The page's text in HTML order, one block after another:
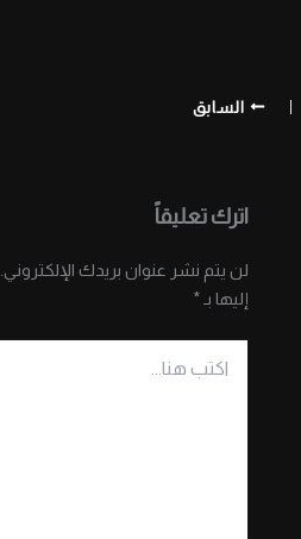
السابق
اترك تعليقاً
لن يتم نشر عنوان بريدك الإلكتروني.
إليها بـ*
هنا...